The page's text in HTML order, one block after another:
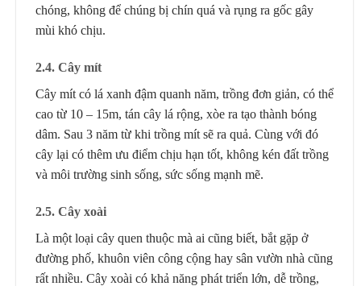
chóng, không để chúng bị chín quá và rụng ra gốc gây
mùi khó chịu.
2.4. Cây mít
Cây mít có lá xanh đậm quanh năm, trồng đơn giản, có thể
cao từ 10 – 15m, tán cây lá rộng, xòe ra tạo thành bóng
dâm. Sau 3 năm từ khi trồng mít sẽ ra quả. Cùng với đó
cây lại có thêm ưu điểm chịu hạn tốt, không kén đất trồng
và môi trường sinh sống, sức sống mạnh mẽ.
2.5. Cây xoài
Là một loại cây quen thuộc mà ai cũng biết, bắt gặp ở
đường phố, khuôn viên công cộng hay sân vườn nhà cũng
rất nhiều. Cây xoài có khả năng phát triển lớn, dễ trồng,